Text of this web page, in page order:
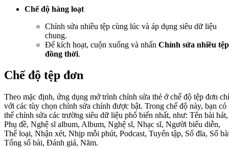
Chế độ hàng loạt
Chỉnh sửa nhiều tệp cùng lúc và áp dụng siêu dữ liệu
chung.
Để kích hoạt, cuộn xuống và nhấn Chỉnh sửa nhiều tệp
đồng thời.
Chế độ tệp đơn
Theo mặc định, ứng dụng mở trình chỉnh sửa thẻ ở chế độ tệp đơn chỉ
với các tùy chọn chỉnh sửa chính được bật. Trong chế độ này, bạn có
thể chỉnh sửa các trường siêu dữ liệu phổ biến nhất, như: Tên bài hát,
Phụ đề, Nghệ sĩ album, Album, Nghệ sĩ, Nhạc sĩ, Người biểu diễn,
Thể loại, Nhận xét, Nhịp mỗi phút, Podcast, Tuyển tập, Số đĩa, Số
Tổng số bài, Đánh giá, Năm.